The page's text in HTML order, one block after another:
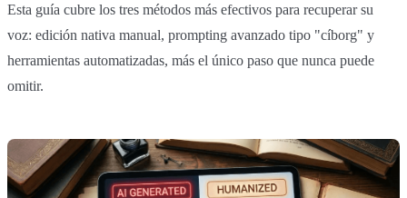
Esta guía cubre los tres métodos más efectivos para recuperar su
voz: edición nativa manual, prompting avanzado tipo "cíborg" y
herramientas automatizadas, más el único paso que nunca puede
omitir.